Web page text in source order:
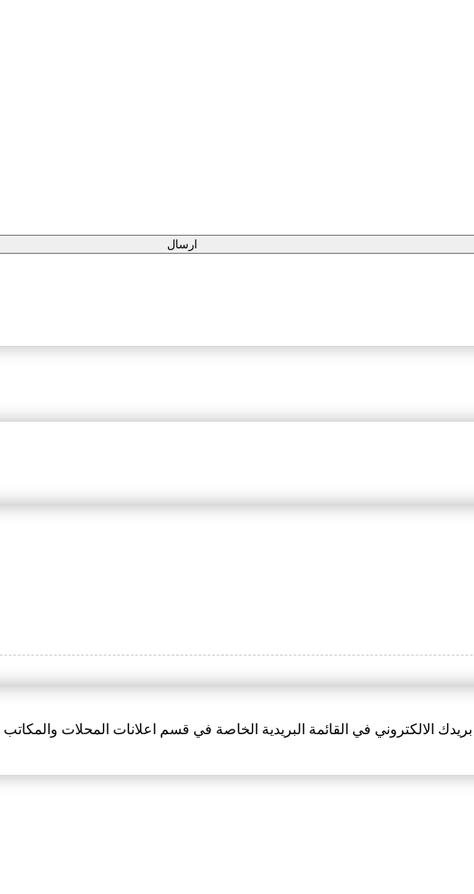
الالكتروني في القائمة البريدية الخاصة في قسم اعلانات المحلات